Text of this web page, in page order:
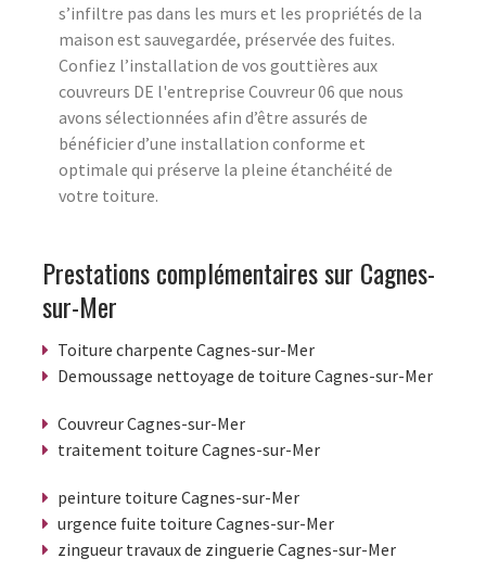
s’infiltre pas dans les murs et les propriétés de la
maison est sauvegardée, préservée des fuites.
Confiez l’installation de vos gouttières aux
couvreurs DE l'entreprise Couvreur 06 que nous
avons sélectionnées afin d’être assurés de
bénéficier d’une installation conforme et
optimale qui préserve la pleine étanchéité de
votre toiture.
Prestations complémentaires sur Cagnes-
sur-Mer
Toiture charpente Cagnes-sur-Mer
Demoussage nettoyage de toiture Cagnes-sur-Mer
Couvreur Cagnes-sur-Mer
traitement toiture Cagnes-sur-Mer
peinture toiture Cagnes-sur-Mer
urgence fuite toiture Cagnes-sur-Mer
zingueur travaux de zinguerie Cagnes-sur-Mer